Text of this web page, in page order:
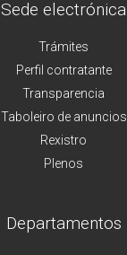
Sede electrónica
Trámites
Perfil contratante
Transparencia
Taboleiro de anuncios
Rexistro
Plenos
Departamentos